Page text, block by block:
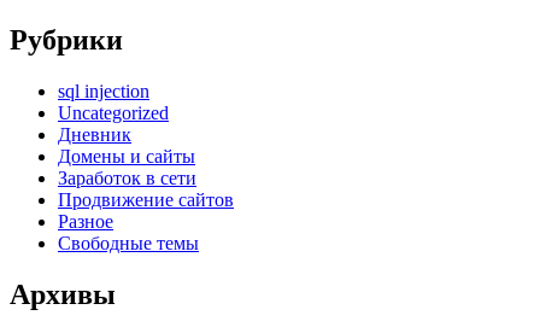
Рубрики
sql injection
Uncategorized
Дневник
Домены и сайты
Заработок в сети
Продвижение сайтов
Разное
Свободные темы
Архивы